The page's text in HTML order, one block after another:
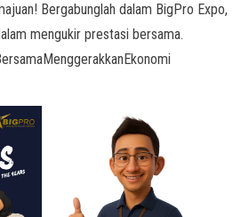
Bergabunglah dalam BigPro Expo,
mengukir prestasi bersama.